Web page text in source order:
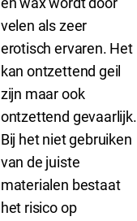
velen als zeer
erotisch ervaren. Het
kan ontzettend geil
zijn maar ook
ontzettend gevaarlijk.
Bij het niet gebruiken
van de juiste
materialen bestaat
het risico op